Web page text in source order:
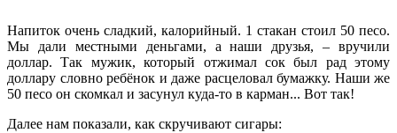
Напиток очень сладкий, калорийный. 1 стакан стоил 50 песо.
Мы дали местными деньгами, а наши друзья, – вручили
доллар. Так мужик, который отжимал сок был рад этому
доллару словно ребёнок и даже расцеловал бумажку. Наши же
50 песо он скомкал и засунул куда-то в карман... Вот так!
Далее нам показали, как скручивают сигары: